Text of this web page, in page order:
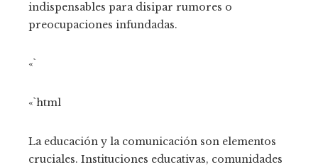
indispensables para disipar rumores o
preocupaciones infundadas.
«`
«`html
La educación y la comunicación son elementos
cruciales. Instituciones educativas, comunidades